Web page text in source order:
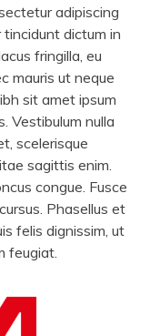
adipiscing
dictum in
fringilla, eu
mauris ut neque
sit amet ipsum
Vestibulum nulla
scelerisque
sagittis enim.
congue. Fusce
Phasellus et
felis dignissim, ut
feugiat.